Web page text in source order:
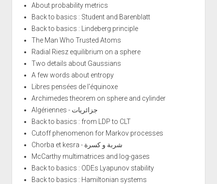
About probability metrics
Back to basics : Student and Barenblatt
Back to basics : Lindeberg principle
The Man Who Trusted Atoms
Radial Riesz equilibrium on a sphere
Two details about Gaussians
A few words about entropy
Libres pensées de l'équinoxe
Archimedes theorem on sphere and cylinder
Algériennes - جزائريات
Back to basics : from LDP to CLT
Cutoff phenomenon for Markov processes
Chorba et kesra - شربة و كسرة
McCarthy multimatrices and log-gases
Back to basics : ODEs Lyapunov stability
Back to basics : Hamiltonian systems